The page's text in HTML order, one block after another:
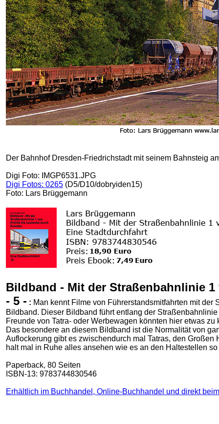
Der Bahnhof Dresden-Friedrichstadt mit seinem Bahnsteig
Digi Foto: IMGP6531.JPG
Digi Fotos: 0265 (D5/D10/dobryiden15)
Foto: Lars Brüggemann
Bildband - Mit der Straßenbahnlinie
- 5 - : Man kennt Filme von Führerstandsmitfahrten mit
Bildband. Dieser Bildband führt entlang der
Freunde von Tatra- oder Werbewagen könnten hier etwas
Das besondere an diesem Bildband ist die Normalität von
Auflockerung gibt es zwischendurch mal Tatras, den
halt mal in Ruhe alles ansehen wie es an den Haltestellen
Paperback, 80 Seiten
ISBN-13: 9783744830546
Erhältlich im Buchhandel, Online-Buchhandel und direkt